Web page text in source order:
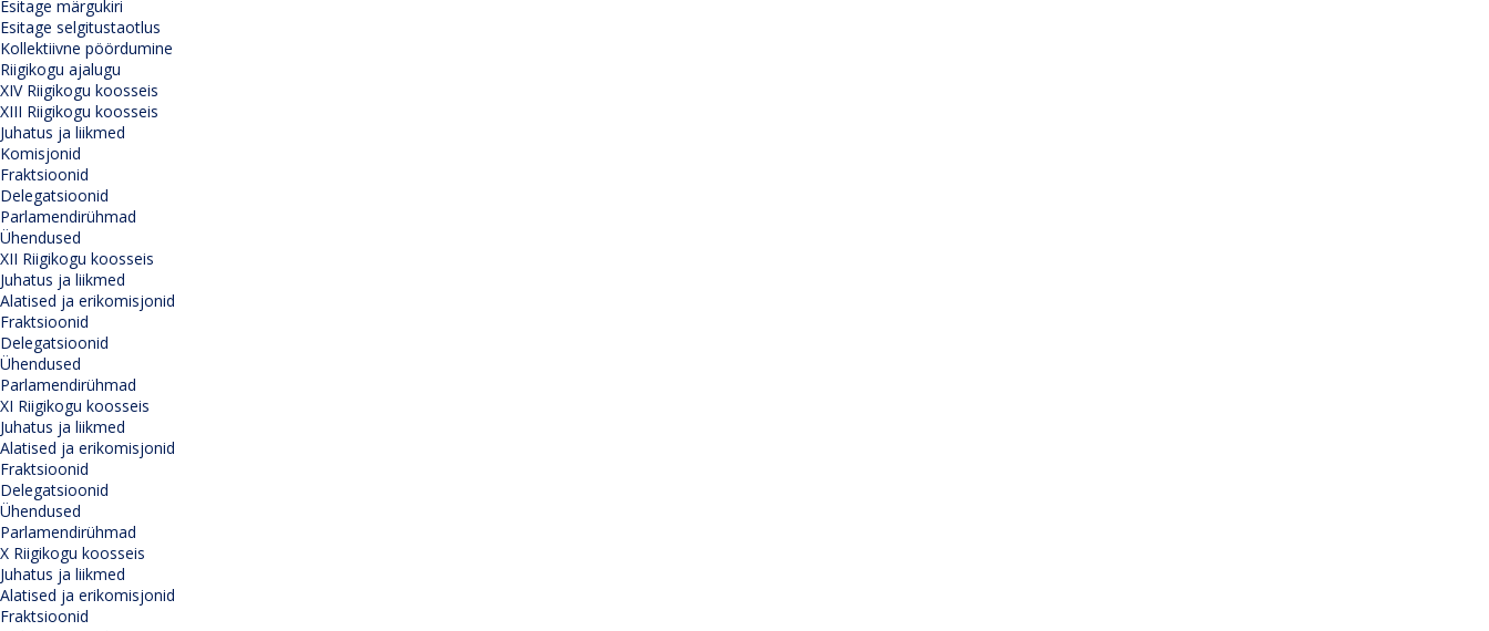
Esitage märgukiri
Esitage selgitustaotlus
Kollektiivne pöördumine
Riigikogu ajalugu
XIV Riigikogu koosseis
XIII Riigikogu koosseis
Juhatus ja liikmed
Komisjonid
Fraktsioonid
Delegatsioonid
Parlamendirühmad
Ühendused
XII Riigikogu koosseis
Juhatus ja liikmed
Alatised ja erikomisjonid
Fraktsioonid
Delegatsioonid
Ühendused
Parlamendirühmad
XI Riigikogu koosseis
Juhatus ja liikmed
Alatised ja erikomisjonid
Fraktsioonid
Delegatsioonid
Ühendused
Parlamendirühmad
X Riigikogu koosseis
Juhatus ja liikmed
Alatised ja erikomisjonid
Fraktsioonid